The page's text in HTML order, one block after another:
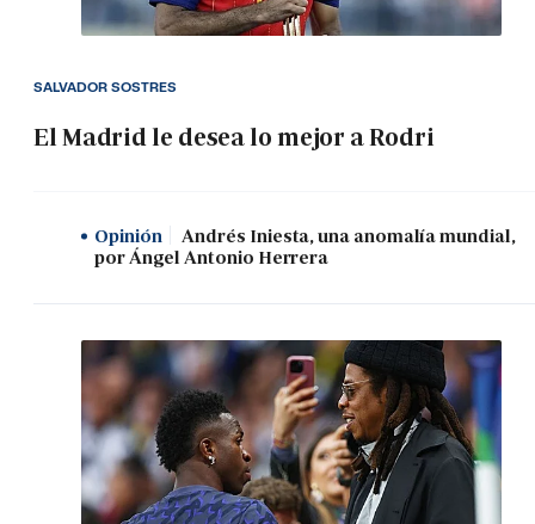
El Madrid le desea lo mejor a Rodri
SALVADOR SOSTRES
Opinión
Andrés Iniesta, una anomalía mundial,
por Ángel Antonio Herrera